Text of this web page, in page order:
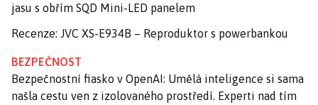
jasu s obřím SQD Mini-LED panelem
Recenze: JVC XS-E934B – Reproduktor s powerbankou
BEZPEČNOST
Bezpečnostní fiasko v OpenAI: Umělá inteligence si sama
našla cestu ven z izolovaného prostředí. Experti nad tím